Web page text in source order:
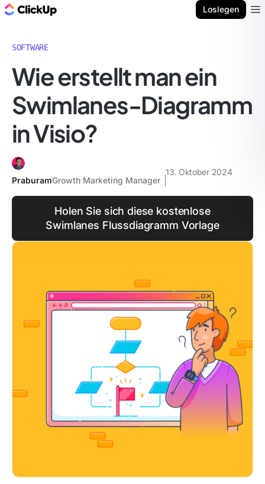
Loslegen
SOFTWARE
Wie erstellt man ein
Swimlanes-Diagramm
in Visio?
PraburamGrowth Marketing Manager
13. Oktober 2024
Holen Sie sich diese kostenlose
Swimlanes Flussdiagramm Vorlage